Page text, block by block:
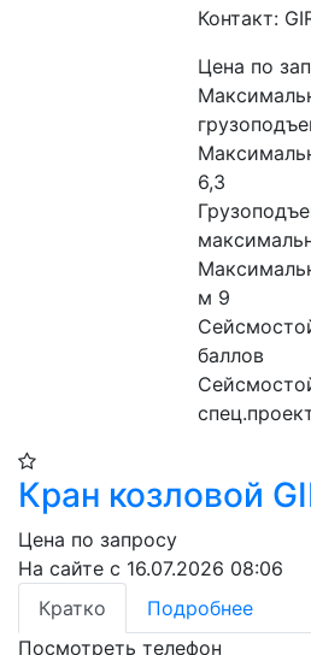
Контакт:
Цена по
6,3
м 9
баллов
Кран козловой
Цена по запросу
На сайте с 16.07.2026 08:06
Кратко
Подробнее
Посмотреть телефон